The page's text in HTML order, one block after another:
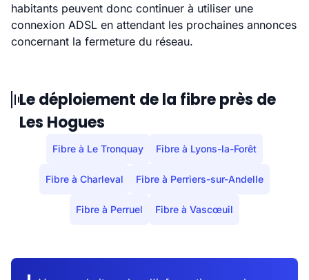
habitants peuvent donc continuer à utiliser une
connexion ADSL en attendant les prochaines annonces
concernant la fermeture du réseau.
Le déploiement de la fibre près de
Les Hogues
Fibre à Le Tronquay Fibre à Lyons-la-Forêt
Fibre à Charleval Fibre à Perriers-sur-Andelle
Fibre à Perruel Fibre à Vascœuil